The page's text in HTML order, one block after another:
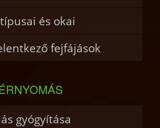
és okai
fejfájások
gyógyítása